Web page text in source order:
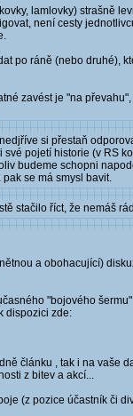
lamlovky) strašně
není cesty
po ráně (nebo druhé),
zavést je "na
si přestaň
pojetí historie (v RS
budeme schopni
se má smysl bavit.
stačilo říct, že nemáš
a obohacující)
"bojového
dispozici zde:
článku , tak i na vaše
z bitev a akcí...
(z pozice účastník či